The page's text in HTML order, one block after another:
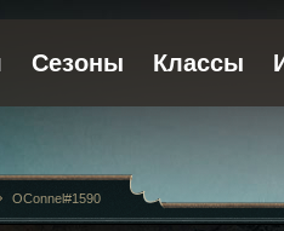
OConnel#1590